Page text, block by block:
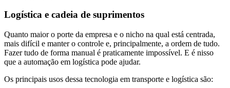
Logística e cadeia de suprimentos
Quanto maior o porte da empresa e o nicho na qual está centrada,
mais difícil e manter o controle e, principalmente, a ordem de tudo.
Fazer tudo de forma manual é praticamente impossível. E é nisso
que a automação em logística pode ajudar.
Os principais usos dessa tecnologia em transporte e logística são: